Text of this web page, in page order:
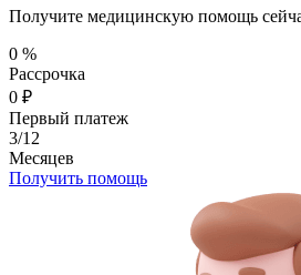
Получите медицинскую помощь
0 %
Рассрочка
0 ₽
Первый платеж
3/12
Месяцев
Получить помощь